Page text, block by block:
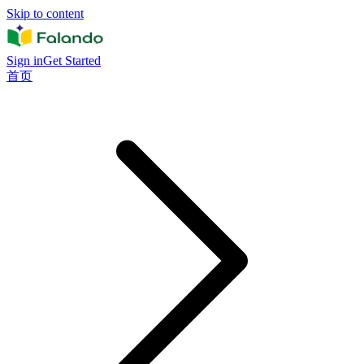
Skip to content
Sign inGet Started
首页